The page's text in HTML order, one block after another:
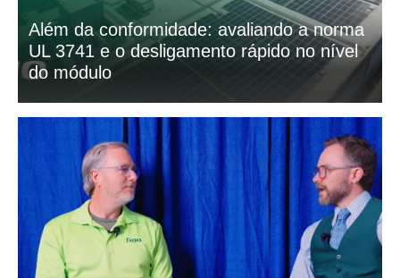
Além da conformidade: avaliando a norma
UL 3741 e o desligamento rápido no nível
do módulo